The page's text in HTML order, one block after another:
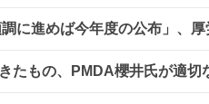
に進めば今年度の公布」、
たもの、PMDA櫻井氏が適